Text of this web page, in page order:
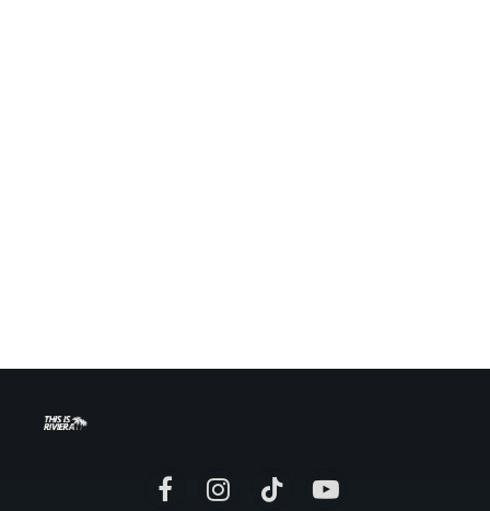
FacebookInstagramTikTok YouTube